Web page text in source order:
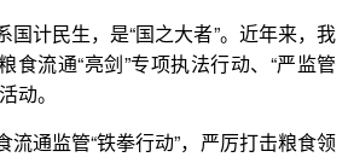
国计民生，是“国之大者”。近年来，我
食流通“亮剑”专项执法行动、“严监管
动。
流通监管“铁拳行动”，严厉打击粮食领